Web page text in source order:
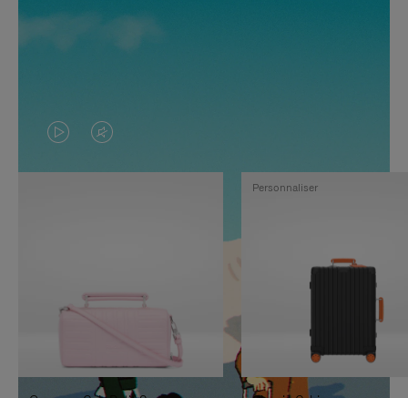
LA
VIDÉO
PAUSE,
APPUYEZ
SUR
LE
SON
DÉSACTIVÉ.
VEUILLEZ
Personnaliser